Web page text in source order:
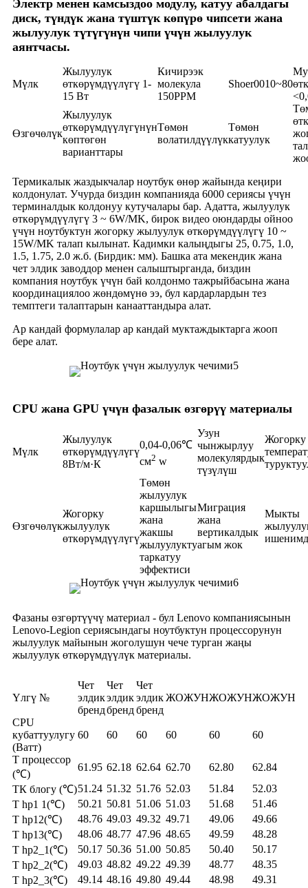
Электр менен камсыздоо модулу, катуу абалдагы
диск, түндүк жана түштүк көпүрө чипсети жана
жылуулук түтүгүнүн чипи үчүн жылуулук
аянтчасы.
Мүлк
Жылуулук
өткөрүмдүүлүгү 1-
15 Вт
Кичирээк
молекула
150PPM
Shoer0010~80
Өзгөчөлүк
Жылуулук
өткөрүмдүүлүгүнүн
көптөгөн
варианттары
Төмөн
волатилдүүлүк
Төмөн
катуулук
Термикалык жаздыкчалар ноутбук өнөр жайында кеңири
колдонулат. Учурда биздин компанияда 6000 сериясы үчүн
терминалдык колдонуу кутучалары бар. Адатта, жылуулук
өткөрүмдүүлүгү 3 ~ 6W/MK, бирок видео оюндарды ойноо
үчүн ноутбуктун жогорку жылуулук өткөрүмдүүлүгү 10 ~
15W/MK талап кылынат. Кадимки калыңдыгы 25, 0.75, 1.0,
1.5, 1.75, 2.0 ж.б. (Бирдик: мм). Башка ата мекендик жана
чет элдик заводдор менен салыштырганда, биздин
компания ноутбук үчүн бай колдонмо тажрыйбасына жана
координациялоо жөндөмүнө ээ, бул кардарлардын тез
темптеги талаптарын канааттандыра алат.
Ар кандай формулалар ар кандай муктаждыктарга жооп
бере алат.
CPU жана GPU үчүн фазалык өзгөрүү материалы
Мүлк
Жылуулук
өткөрүмдүүлүгү
8Вт/м·К
0,04-0,06℃
см2 w
Узун
чынжырлуу
молекулярдык
түзүлүш
Жогорку
Өзгөчөлүк
Жогорку
жылуулук
өткөрүмдүүлүгү
Төмөн
жылуулук
каршылыгы
жана
жакшы
жылуулукту
таркатуу
эффектиси
Миграция
жана
вертикалдык
агым жок
Мыкты
Фазаны өзгөртүүчү материал - бул Lenovo компаниясынын
Lenovo-Legion сериясындагы ноутбуктун процессорунун
жылуулук майынын жоголушун чече турган жаңы
жылуулук өткөрүмдүүлүк материалы.
Үлгү №
Чет
элдик
бренд
Чет
элдик
бренд
Чет
элдик
бренд
ЖОЖУНЖОЖУНЖОЖУН
CPU
кубаттуулугу
(Ватт)
60 60 60 60 60 60
Т процессор
(℃)
61.95 62.18 62.64 62.70 62.80
62.84
ТК блогу (℃)51.24 51.32 51.76 52.03 51.84
52.03
T hp1 1(℃)
50.21 50.81 51.06 51.03 51.68
51.46
T hp12(℃)
48.76 49.03 49.32 49.71 49.06
49.66
T hp13(℃)
48.06 48.77 47.96 48.65 49.59
48.28
T hp2_1(℃)
50.17 50.36 51.00 50.85 50.40
50.17
T hp2_2(℃)
49.03 48.82 49.22 49.39 48.77
48.35
T hp2_3(℃)
49.14 48.16 49.80 49.44 48.98
49.31